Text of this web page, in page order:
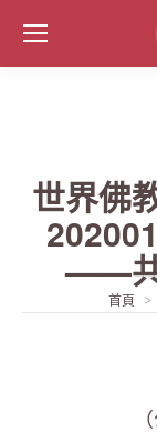
世界佛
——共
當前
首頁